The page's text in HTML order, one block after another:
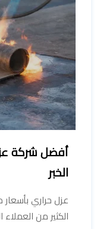
أفضل شركة
الخبر
عزل حراري بأسعار
الكثير من